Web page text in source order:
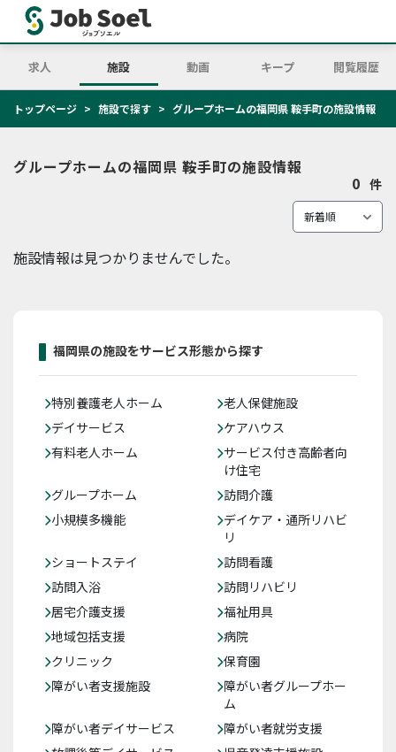
求人 施設 動画 キープ 閲覧履歴
トップページ 施設で探す グループホームの福岡県 鞍手町の施設情報
グループホームの福岡県 鞍手町の施設情報
0 件
施設情報は見つかりませんでした。
福岡県の施設をサービス形態から探す
特別養護老人ホーム
老人保健施設
デイサービス
ケアハウス
有料老人ホーム
サービス付き高齢者向
け住宅
グループホーム
訪問介護
小規模多機能
デイケア・通所リハビ
リ
ショートステイ
訪問看護
訪問入浴
訪問リハビリ
居宅介護支援
福祉用具
地域包括支援
病院
クリニック
保育園
障がい者支援施設
障がい者グループホー
ム
障がい者デイサービス
障がい者就労支援